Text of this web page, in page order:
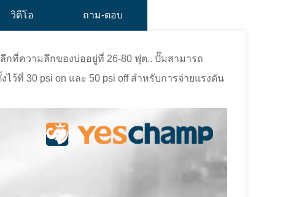
วิดีโอ ถาม-ตอบ
กที่ความลึกของบ่ออยู่ที่ 26-80 ฟุต.. ปั๊มสามารถ
ว้ที่ 30 psi on และ 50 psi off สำหรับการจ่ายแรงดัน